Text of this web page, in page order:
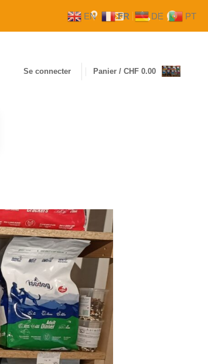
Se connecter Panier / CHF 0.00
EN FR DE PT